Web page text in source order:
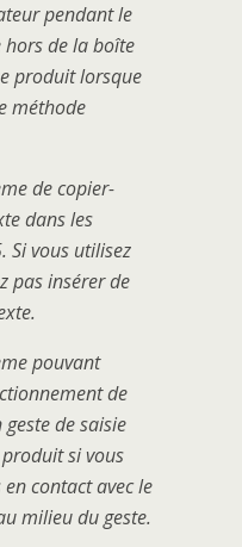
pendant le
hors de la boîte
produit lorsque
méthode
de copier-
dans les
Si vous utilisez
pas insérer de
pouvant
de
de saisie
si vous
contact avec le
milieu du geste.